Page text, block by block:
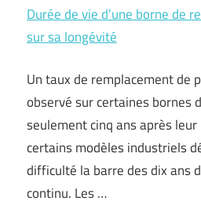
Durée de vie d’une borne de
sur sa longévité
Un taux de remplacement de
observé sur certaines bornes
seulement cinq ans après
certains modèles industriels
difficulté la barre des dix ans
continu. Les …